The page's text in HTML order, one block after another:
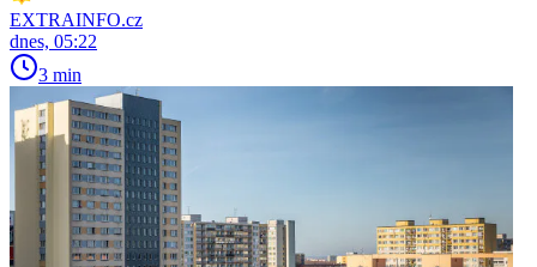
EXTRAINFO.cz
dnes, 05:22
3 min